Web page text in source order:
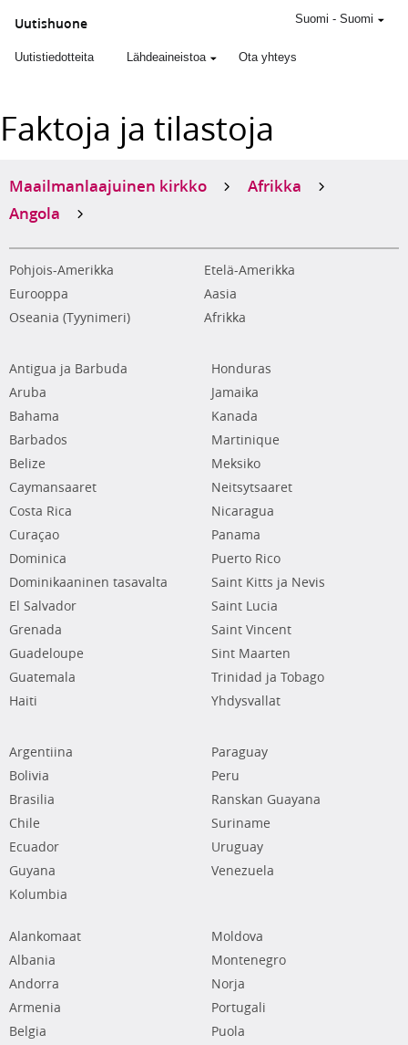
Uutishuone
Uutistiedotteita Lähdeaineistoa Ota yhteys
Suomi - Suomi
Faktoja ja tilastoja
Maailmanlaajuinen kirkko
Afrikka
Angola
Pohjois-Amerikka
Etelä-Amerikka
Eurooppa
Aasia
Oseania (Tyynimeri)
Afrikka
Antigua ja Barbuda
Aruba
Bahama
Barbados
Belize
Caymansaaret
Costa Rica
Curaçao
Dominica
Dominikaaninen tasavalta
El Salvador
Grenada
Guadeloupe
Guatemala
Haiti
Honduras
Jamaika
Kanada
Martinique
Meksiko
Neitsytsaaret
Nicaragua
Panama
Puerto Rico
Saint Kitts ja Nevis
Saint Lucia
Saint Vincent
Sint Maarten
Trinidad ja Tobago
Yhdysvallat
Argentiina
Bolivia
Brasilia
Chile
Ecuador
Guyana
Kolumbia
Paraguay
Peru
Ranskan Guayana
Suriname
Uruguay
Venezuela
Alankomaat
Albania
Andorra
Armenia
Belgia
Moldova
Montenegro
Norja
Portugali
Puola